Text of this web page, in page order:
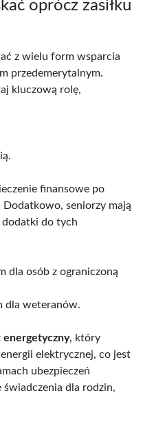
oprócz zasiłku
z wielu form wsparcia
przedemerytalnym.
kluczową rolę,
finansowe po
seniorzy mają
dodatki do tych
dla osób z ograniczoną
dla weteranów.
energetyczny, który
elektrycznej, co jest
ubezpieczeń
świadczenia dla rodzin,